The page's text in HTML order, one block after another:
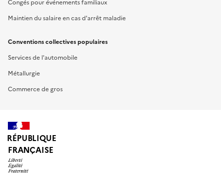
Congés pour événements familiaux
Maintien du salaire en cas d'arrêt maladie
Conventions collectives populaires
Services de l'automobile
Métallurgie
Commerce de gros
RÉPUBLIQUE
FRANÇAISE